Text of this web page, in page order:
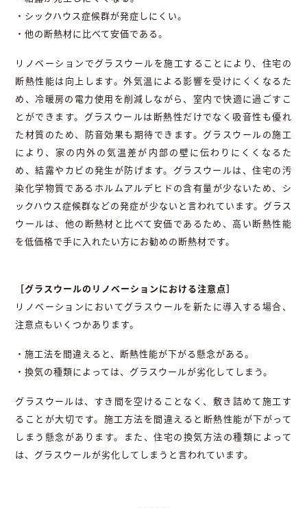
・シックハウス症候群が発症しにくい。
・他の断熱材に比べて安価である。
リノベーションでグラスウールを施工することにより、住宅の
断熱性能は向上します。外気温による影響を受けにくくなるた
め、冷暖房の電力使用を削減しながら、室内で快適に過ごすこ
とができます。グラスウールは断熱性だけでなく吸音性も優れ
た材質のため、防音効果も期待できます。グラスウールの施工
により、家の内外の気温差が内部の壁に伝わりにくくなるた
め、結露やカビの発生が防げます。グラスウールは、住宅の汚
染化学物質であるホルムアルデヒドの含有量が少ないため、シ
ックハウス症候群などの発症が少ないと言われています。グラス
ウールは、他の断熱材と比べて安価であるため、高い断熱性能
を低価格で手に入れたい方にお勧めの断熱材です。
［グラスウールのリノベーションにおける注意点］
リノベーションにおいてグラスウールを新たに導入する場合、
注意点もいくつかあります。
・施工法を間違えると、断熱性能が下がる懸念がある。
・換気の種類によっては、グラスウールが劣化してしまう。
グラスウールは、すき間を空けることなく、敷き詰めて施工す
ることが大切です。施工方法を間違えると断熱性能が下がって
しまう懸念があります。また、住宅の換気方法の種類によって
は、グラスウールが劣化してしまうと言われています。